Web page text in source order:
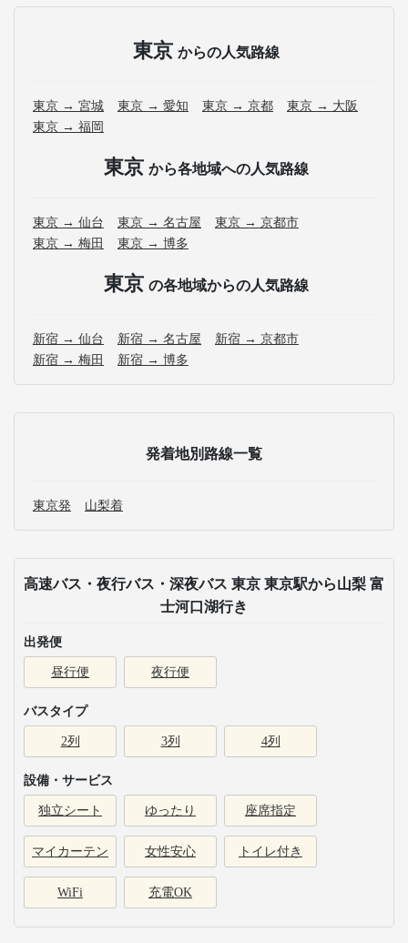
東京 からの人気路線
東京 → 宮城 東京 → 愛知 東京 → 京都
東京 → 大阪
東京 → 福岡
東京 から各地域への人気路線
東京 → 仙台 東京 → 名古屋
東京 → 京都市
東京 → 梅田
東京 → 博多
東京 の各地域からの人気路線
新宿 → 仙台 新宿 → 名古屋
新宿 → 京都市
新宿 → 梅田
新宿 → 博多
発着地別路線一覧
東京発 山梨着
高速バス・夜行バス・深夜バス 東京 東京駅から山梨 富
士河口湖行き
出発便
昼行便 夜行便
バスタイプ
2列 3列 4列
設備・サービス
独立シート ゆったり 座席指定
マイカーテン 女性安心 トイレ付き
WiFi 充電OK